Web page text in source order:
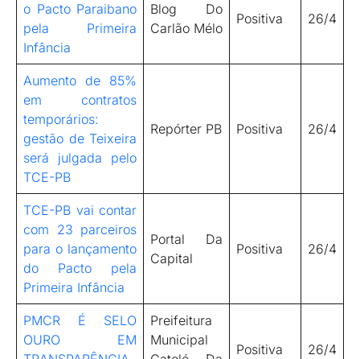
o Pacto Paraibano
pela Primeira
Infância
Blog Do
Carlão Mélo
Positiva 26/4
Aumento de 85%
em contratos
temporários:
gestão de Teixeira
será julgada pelo
TCE-PB
Repórter PB Positiva 26/4
TCE-PB vai contar
com 23 parceiros
para o lançamento
do Pacto pela
Primeira Infância
Portal Da
Capital
Positiva 26/4
PMCR É SELO
OURO EM
Preifeitura
Municipal
Positiva 26/4